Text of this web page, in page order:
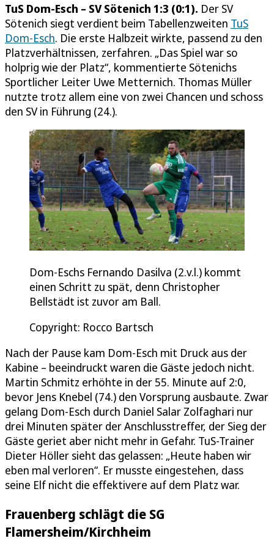
TuS Dom-Esch – SV Sötenich 1:3 (0:1). Der SV
Sötenich siegt verdient beim Tabellenzweiten TuS
Dom-Esch. Die erste Halbzeit wirkte, passend zu den
Platzverhältnissen, zerfahren. „Das Spiel war so
holprig wie der Platz“, kommentierte Sötenichs
Sportlicher Leiter Uwe Metternich. Thomas Müller
nutzte trotz allem eine von zwei Chancen und schoss
den SV in Führung (24.).
Dom-Eschs Fernando Dasilva (2.v.l.) kommt
einen Schritt zu spät, denn Christopher
Bellstädt ist zuvor am Ball.
Copyright: Rocco Bartsch
Nach der Pause kam Dom-Esch mit Druck aus der
Kabine – beeindruckt waren die Gäste jedoch nicht.
Martin Schmitz erhöhte in der 55. Minute auf 2:0,
bevor Jens Knebel (74.) den Vorsprung ausbaute. Zwar
gelang Dom-Esch durch Daniel Salar Zolfaghari nur
drei Minuten später der Anschlusstreffer, der Sieg der
Gäste geriet aber nicht mehr in Gefahr. TuS-Trainer
Dieter Höller sieht das gelassen: „Heute haben wir
eben mal verloren“. Er musste eingestehen, dass
seine Elf nicht die effektivere auf dem Platz war.
Frauenberg schlägt die SG
Flamersheim/Kirchheim